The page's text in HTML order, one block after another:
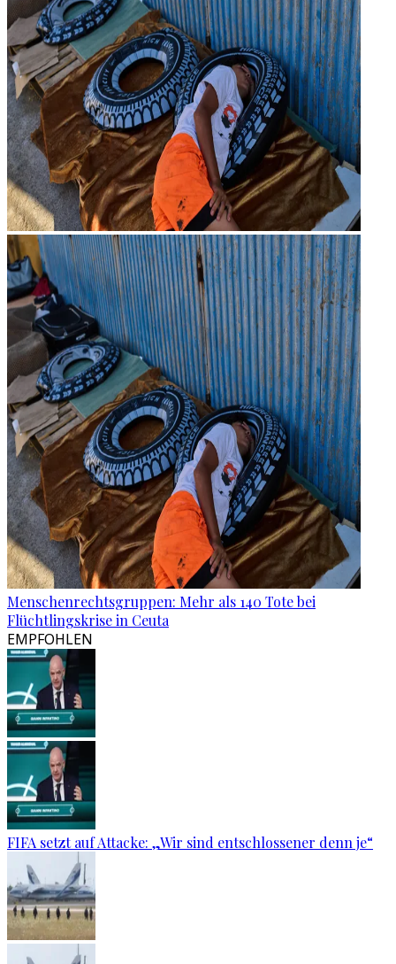
Menschenrechtsgruppen: Mehr als 140 Tote bei
Flüchtlingskrise in Ceuta
EMPFOHLEN
FIFA setzt auf Attacke: „Wir sind entschlossener denn je“